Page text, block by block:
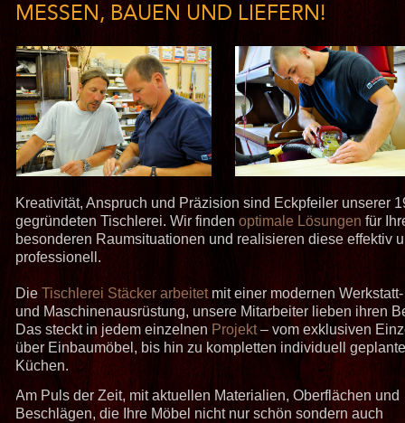
MESSEN, BAUEN UND LIEFERN!
Kreativität, Anspruch und Präzision sind Eckpfeiler unserer
gegründeten Tischlerei. Wir findenoptimale Lösungen für
besonderen Raumsituationen und realisieren diese effektiv
professionell.
DieTischlerei Stäcker arbeitetmit einer modernen Werkstatt-
und Maschinenausrüstung, unsere Mitarbeiter lieben ihren
Das steckt in jedem einzelnen Projekt– vom exklusiven
über Einbaumöbel, bis hin zu kompletten individuell
Küchen.
Am Puls der Zeit, mit aktuellen Materialien, Oberflächen und
Beschlägen, die Ihre Möbel nicht nur schön sondern auch